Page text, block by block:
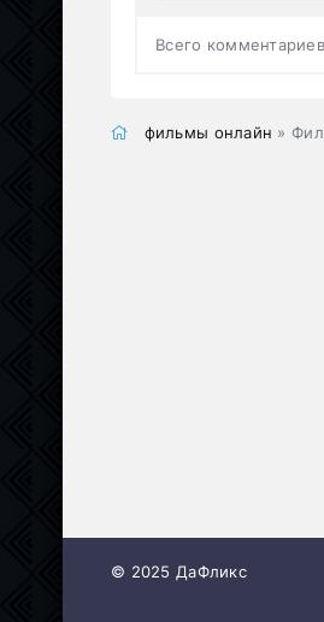
Всего
фильмы онлайн »
© 2025 ДаФликс